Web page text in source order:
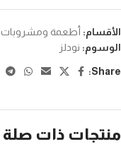
الأقسام: أطعمة ومشروبات
الوسوم: نودلز
Share:
منتجات ذات صلة